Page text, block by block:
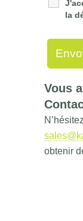
la
Vous
obtenir